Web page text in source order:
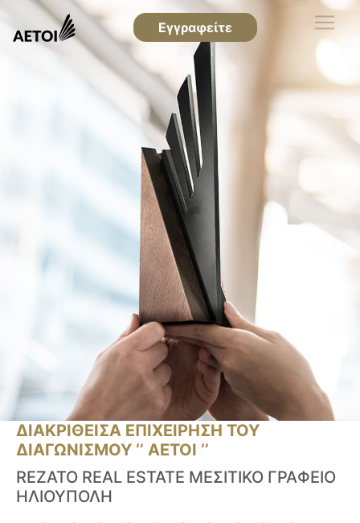
Εγγραφείτε
ΔΙΑΚΡΙΘΕΙΣΑ ΕΠΙΧΕΙΡΗΣΗ ΤΟΥ
ΔΙΑΓΩΝΙΣΜΟΥ ‘’ ΑΕΤΟΙ ‘’
REZATO REAL ESTATE ΜΕΣΙΤΙΚΟ ΓΡΑΦΕΙΟ
ΗΛΙΟΥΠΟΛΗ